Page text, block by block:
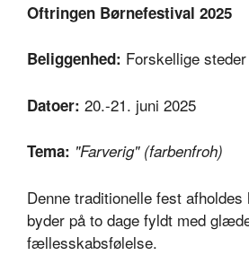
Oftringen Børnefestival 2025
Beliggenhed: Forskellige
Datoer: 20.-21. juni 2025
Tema: "Farverig" (farbenfroh)
Denne traditionelle fest
byder på to dage fyldt med
fællesskabsfølelse.